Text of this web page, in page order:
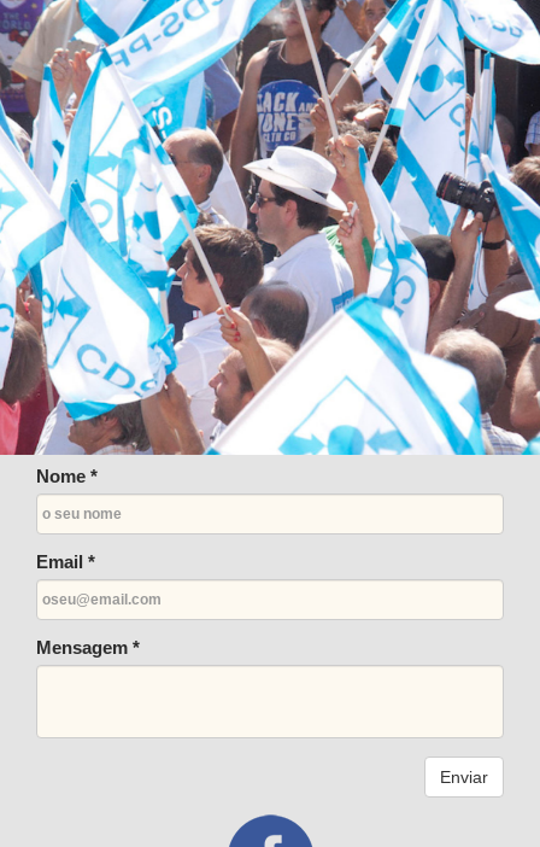
Nome *
Email *
Mensagem *
Enviar